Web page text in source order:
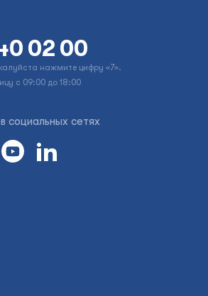
02 00
нажмите цифру «7».
с 09:00 до 18:00
социальных сетях